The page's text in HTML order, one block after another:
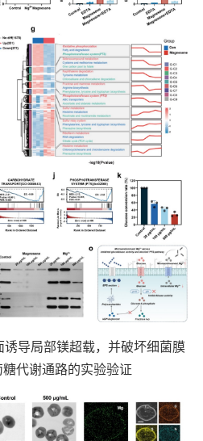
诱导局部镁超载，并破坏细菌膜
代谢通路的实验验证